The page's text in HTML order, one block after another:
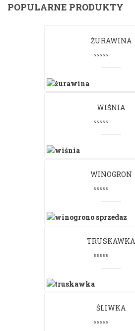
POPULARNE PRODUKTY
ŻURAWINA
WIŚNIA
WINOGRON
TRUSKAWKA
ŚLIWKA